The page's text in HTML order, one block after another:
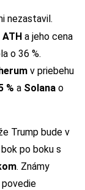
nezastavil.
a jeho cena
o 36 %.
v priebehu
% a Solana o
Trump bude v
po boku s
. Známy